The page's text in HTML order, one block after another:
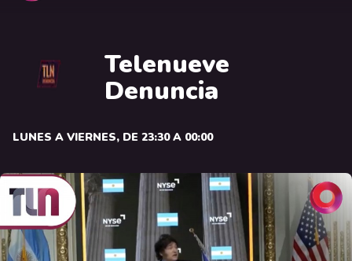
Telenueve
Denuncia
LUNES A VIERNES, DE 23:30 A 00:00